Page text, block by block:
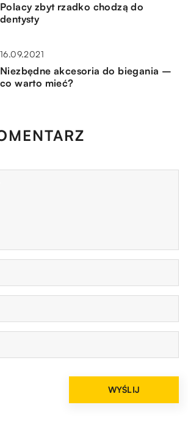
Polacy zbyt rzadko chodzą do
dentysty
16.09.2021
Niezbędne akcesoria do biegania –
co warto mieć?